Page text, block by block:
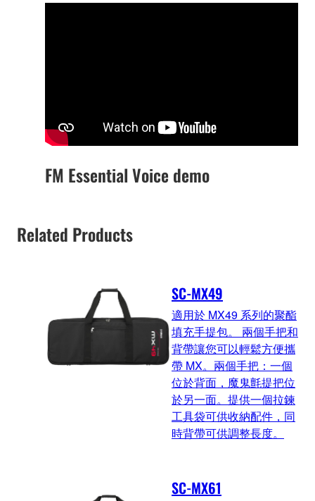
FM Essential Voice demo
Related Products
SC-MX49
適用於 MX49 系列的聚酯
填充手提包。 兩個手把和
背帶讓您可以輕鬆方便攜
帶 MX。兩個手把：一個
位於背面，魔鬼氈提把位
於另一面。提供一個拉鍊
工具袋可供收納配件，同
時背帶可供調整長度。
SC-MX61